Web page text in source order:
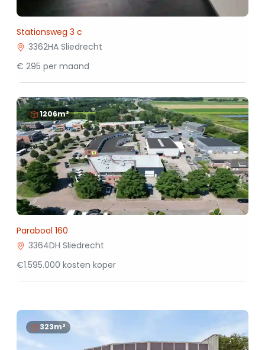
Stationsweg 3 c
3362HA Sliedrecht
€ 295 per maand
1206m²
Parabool 160
3364DH Sliedrecht
€1.595.000 kosten koper
323m²